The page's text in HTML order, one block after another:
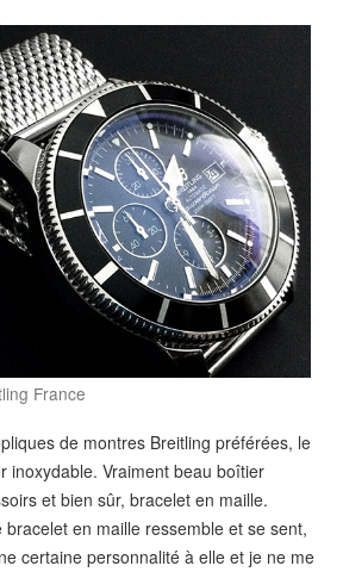
France
de montres Breitling préférées, le
inoxydable. Vraiment beau boîtier
et bien sûr, bracelet en maille.
bracelet en maille ressemble et se sent,
certaine personnalité à elle et je ne me